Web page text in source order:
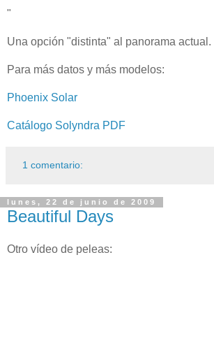
"
Una opción "distinta" al panorama actual.
Para más datos y más modelos:
Phoenix Solar
Catálogo Solyndra PDF
1 comentario:
lunes, 22 de junio de 2009
Beautiful Days
Otro vídeo de peleas: